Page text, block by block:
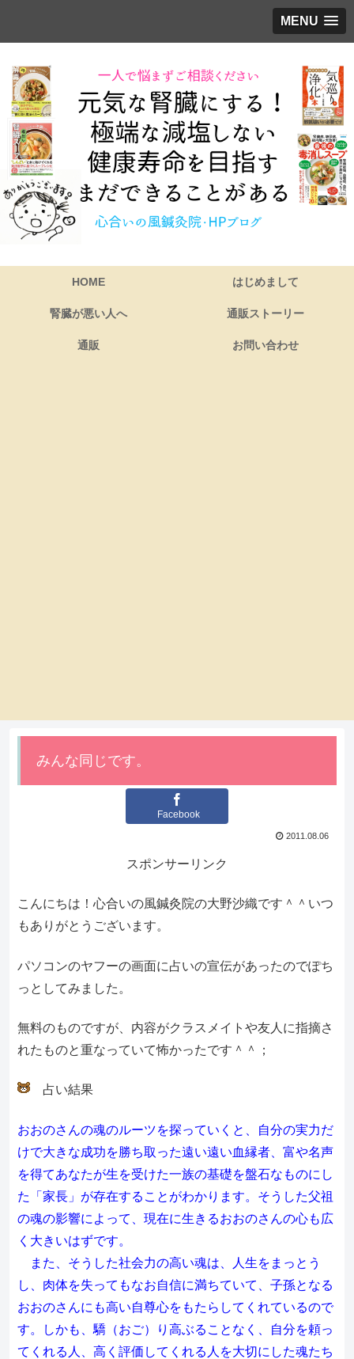
MENU
HOME はじめまして
腎臓が悪い人へ 通販ストーリー
通販 お問い合わせ
みんな同じです。
Facebook
2011.08.06
スポンサーリンク
こんにちは！心合いの風鍼灸院の大野沙織です＾＾いつ
もありがとうございます。
パソコンのヤフーの画面に占いの宣伝があったのでぽち
っとしてみました。
無料のものですが、内容がクラスメイトや友人に指摘さ
れたものと重なっていて怖かったです＾＾；
占い結果
おおのさんの魂のルーツを探っていくと、自分の実力だ
けで大きな成功を勝ち取った遠い遠い血縁者、富や名声
を得てあなたが生を受けた一族の基礎を盤石なものにし
た「家長」が存在することがわかります。そうした父祖
の魂の影響によって、現在に生きるおおのさんの心も広
く大きいはずです。
また、そうした社会力の高い魂は、人生をまっとう
し、肉体を失ってもなお自信に満ちていて、子孫となる
おおのさんにも高い自尊心をもたらしてくれているので
す。しかも、驕（おご）り高ぶることなく、自分を頼っ
てくれる人、高く評価してくれる人を大切にした魂たち